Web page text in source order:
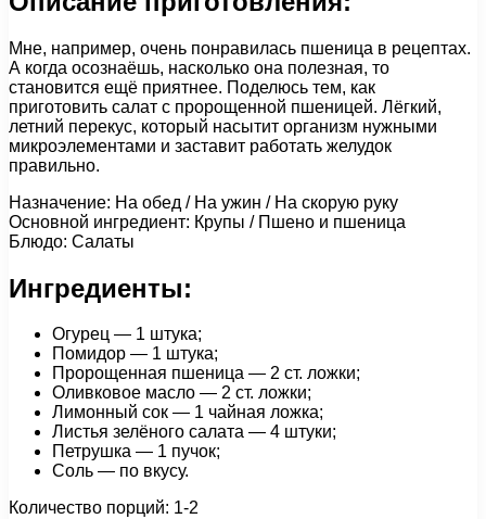
Мне, например, очень понравилась пшеница в рецептах.
А когда осознаёшь, насколько она полезная, то
становится ещё приятнее. Поделюсь тем, как
приготовить салат с пророщенной пшеницей. Лёгкий,
летний перекус, который насытит организм нужными
микроэлементами и заставит работать желудок
правильно.
Назначение: На обед / На ужин / На скорую руку
Основной ингредиент: Крупы / Пшено и пшеница
Блюдо: Салаты
Ингредиенты:
Огурец — 1 штука;
Помидор — 1 штука;
Пророщенная пшеница — 2 ст. ложки;
Оливковое масло — 2 ст. ложки;
Лимонный сок — 1 чайная ложка;
Листья зелёного салата — 4 штуки;
Петрушка — 1 пучок;
Соль — по вкусу.
Количество порций: 1-2